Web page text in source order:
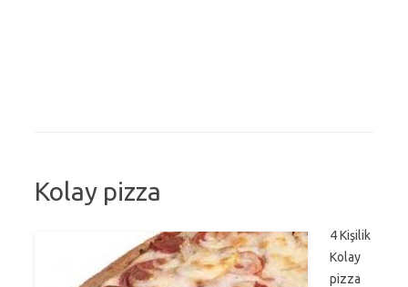
Kolay pizza
4 Kişilik
Kolay
pizza